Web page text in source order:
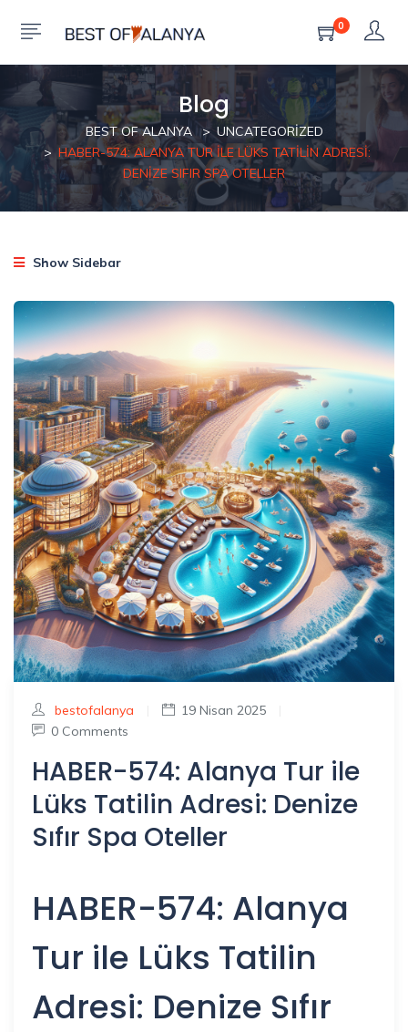
0
Blog
BEST OF ALANYA
UNCATEGORIZED
HABER-574: ALANYA TUR ILE LÜKS TATILIN ADRESI:
DENIZE SIFIR SPA OTELLER
Show Sidebar
bestofalanya 19 Nisan 2025
0 Comments
HABER-574: Alanya Tur ile
Lüks Tatilin Adresi: Denize
Sıfır Spa Oteller
HABER-574: Alanya
Tur ile Lüks Tatilin
Adresi: Denize Sıfır